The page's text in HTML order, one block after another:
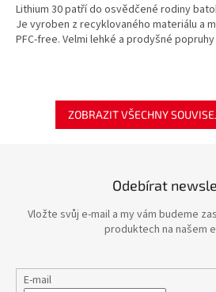
Lithium 30 patří do osvědčené rodiny
Je vyroben z recyklovaného materiálu a
PFC-free. Velmi lehké a prodyšné popruhy
ZOBRAZIT VŠECHNY
Odebírat
Vložte svůj e-mail a my vám budeme
produktech na našem
E-mail